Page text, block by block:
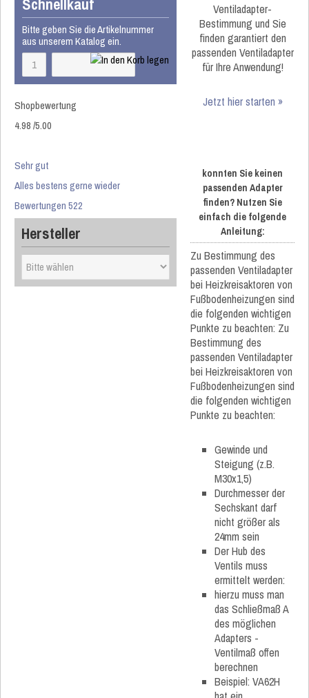
Schnellkauf
Bitte geben Sie die Artikelnummer
aus unserem Katalog ein.
Shopbewertung
4.98/5.00
Sehr gut
Alles bestens gerne wieder
Bewertungen 522
Hersteller
Ventiladapter-
Bestimmung und Sie
finden garantiert den
passenden Ventiladapter
für Ihre Anwendung!
Jetzt hier starten »
konnten Sie keinen
passenden Adapter
finden? Nutzen Sie
einfach die folgende
Anleitung:
Zu Bestimmung des
passenden Ventiladapter
bei Heizkreisaktoren von
Fußbodenheizungen sind
die folgenden wichtigen
Punkte zu beachten: Zu
Bestimmung des
passenden Ventiladapter
bei Heizkreisaktoren von
Fußbodenheizungen sind
die folgenden wichtigen
Punkte zu beachten:
Gewinde und
Steigung (z.B.
M30x1,5)
Durchmesser der
Sechskant darf
nicht größer als
24mm sein
Der Hub des
Ventils muss
ermittelt werden:
hierzu muss man
das Schließmaß A
des möglichen
Adapters -
Ventilmaß offen
berechnen
Beispiel: VA62H